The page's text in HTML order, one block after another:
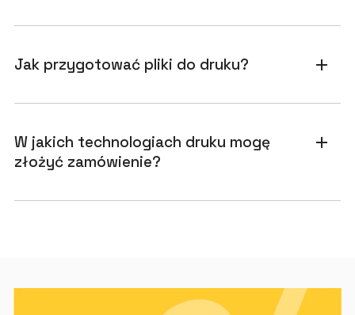
Jak przygotować pliki do druku? add
W jakich technologiach druku mogę
złożyć zamówienie?
add